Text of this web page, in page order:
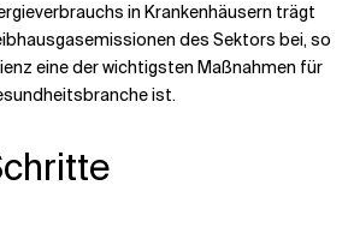
in Krankenhäusern trägt
des Sektors bei, so
eine der wichtigsten Maßnahmen für
ist.